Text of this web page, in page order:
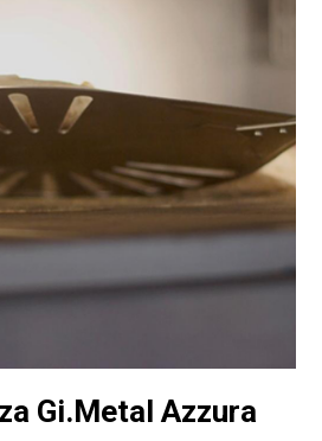
Gi.Metal Azzura